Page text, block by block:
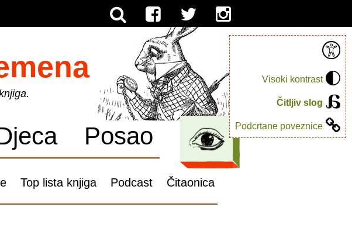
Visoki kontrast
Čitljiv slog
Podcrtane poveznice
Posao
Top lista knjiga Podcast Čitaonica